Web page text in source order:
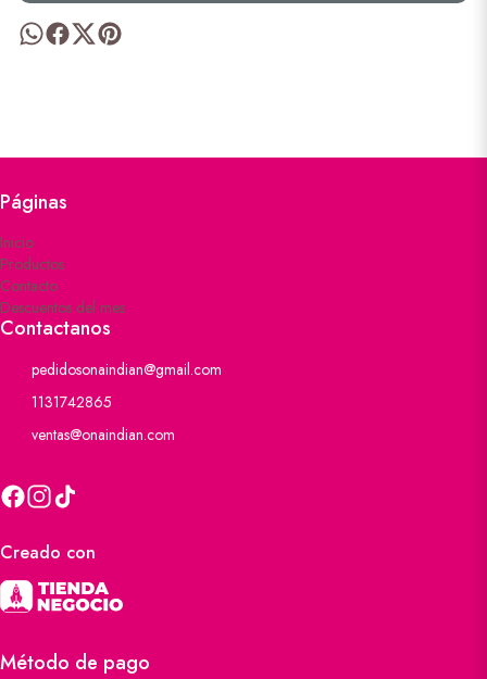
Páginas
Inicio
Productos
Contacto
Descuentos del mes
Contactanos
pedidosonaindian@gmail.com
1131742865
ventas@onaindian.com
Creado con
Método de pago